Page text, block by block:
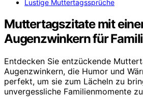
Lustige Muttertagssprüche
Muttertagszitate mit
Augenzwinkern für
Entdecken Sie entzückende
Augenzwinkern, die Humor und
perfekt, um sie zum Lächeln zu
unvergessliche Familienmomente